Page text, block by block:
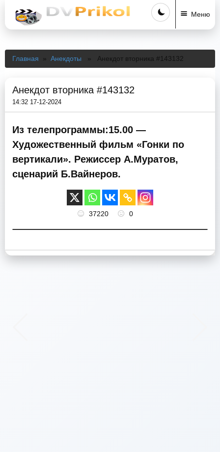
Меню
Главная » Анекдоты » Анекдот вторника #143132
Анекдот вторника #143132
14:32 17-12-2024
Из телепрограммы:15.00 —
Художественный фильм «Гонки по
вертикали». Режиссер А.Муратов,
сценарий Б.Вайнеров.
37220 0